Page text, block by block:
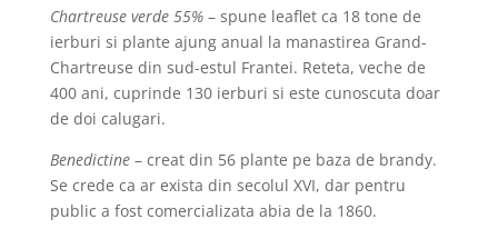
Chartreuse verde 55%– spune leaflet ca 18 tone de
ierburi si plante ajung anual la manastirea Grand-
Chartreuse din sud-estul Frantei. Reteta, veche de
400 ani, cuprinde 130 ierburi si este cunoscuta doar
de doi calugari.
Benedictine– creat din 56 plante pe baza de brandy.
Se crede ca ar exista din secolul XVI, dar pentru
public a fost comercializata abia de la 1860.